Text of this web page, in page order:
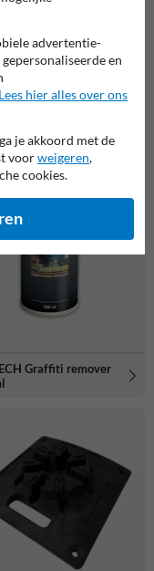
Graffiti remover
advertentie-
en
Lees hier alles over ons
je akkoord met de
voorweigeren,
cookies.